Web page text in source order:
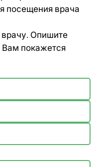
посещения врача
Опишите
покажется